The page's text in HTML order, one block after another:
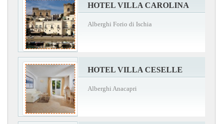
HOTEL VILLA CAROLINA
Alberghi Forio di Ischia
HOTEL VILLA CESELLE
Alberghi Anacapri